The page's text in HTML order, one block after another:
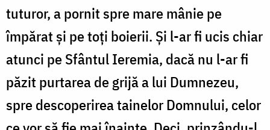
tuturor, a pornit spre mare mânie pe
împărat și pe toți boierii. Și l-ar fi ucis chiar
atunci pe Sfântul Ieremia, dacă nu l-ar fi
păzit purtarea de grijă a lui Dumnezeu,
spre descoperirea tainelor Domnului, celor